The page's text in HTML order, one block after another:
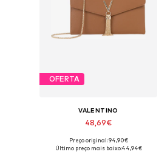
OFERTA
VALENTINO
48,69€
Tamanhos disponíveis: One Size
Preço original: 94,90€
Último preço mais baixo:44,94€